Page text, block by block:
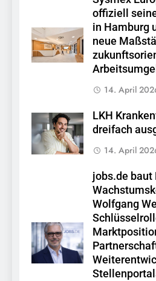
offiziell
in Hamburg
neue
14. April
LKH
dreifach
14. April
jobs.de baut
Wolfgang